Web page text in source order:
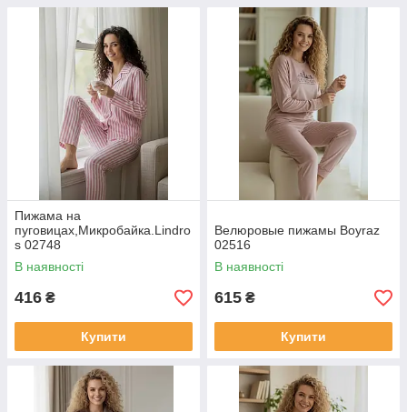
Пижама на
пуговицах,Микробайка.Lindro
s 02748
В наявності
416 ₴
Купити
Велюровые пижамы Boyraz
02516
В наявності
615 ₴
Купити